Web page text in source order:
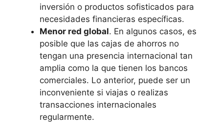
inversión o productos sofisticados para
necesidades financieras específicas.
Menor red global. En algunos casos, es
posible que las cajas de ahorros no
tengan una presencia internacional tan
amplia como la que tienen los bancos
comerciales. Lo anterior, puede ser un
inconveniente si viajas o realizas
transacciones internacionales
regularmente.